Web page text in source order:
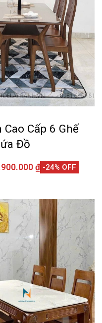
Cao Cấp 6 Ghế
Đồ
₫ -24% OFF